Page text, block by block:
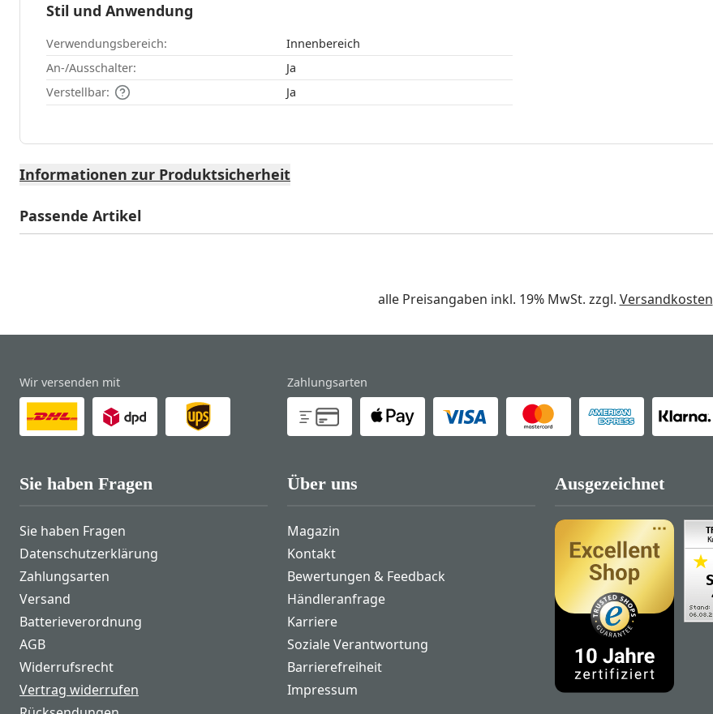
Stil und Anwendung
Verwendungsbereich:
Innenbereich
An-/Ausschalter:
Ja
Verstellbar:
Ja
Informationen zur Produktsicherheit
Passende Artikel
alle Preisangaben inkl. 19% MwSt. zzgl. Versandkosten
Wir versenden mit Zahlungsarten
Sie haben Fragen
Sie haben Fragen
Datenschutzerklärung
Zahlungsarten
Versand
Batterieverordnung
AGB
Widerrufsrecht
Vertrag widerrufen
Über uns
Magazin
Kontakt
Bewertungen & Feedback
Händleranfrage
Karriere
Soziale Verantwortung
Barrierefreiheit
Impressum
Ausgezeichnet